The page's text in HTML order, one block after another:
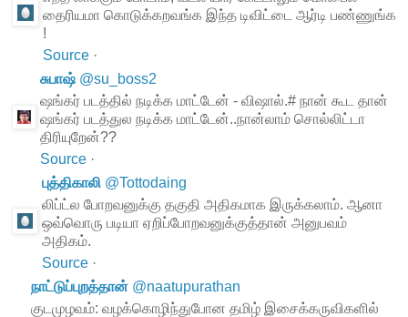
தைரியமா கொடுக்கறவங்க இந்த டிவிட்டை ஆர்டி பண்ணுங்க
!
Source ·
சுபாஷ் @su_boss2
ஷங்கர் படத்தில் நடிக்க மாட்டேன் - விஷால்.# நான் கூட தான்
ஷங்கர் படத்துல நடிக்க மாட்டேன்..நான்லாம் சொல்லிட்டா
திரியுறேன்??
Source ·
புத்திகாலி @Tottodaing
லிப்ட்ல போறவனுக்கு தகுதி அதிகமாக இருக்கலாம். ஆனா
ஒவ்வொரு படியா ஏறிப்போறவனுக்குத்தான் அனுபவம்
அதிகம்.
Source ·
நாட்டுப்புறத்தான் @naatupurathan
குடமுழவம்: வழக்கொழிந்துபோன தமிழ் இசைக்கருவிகளில்